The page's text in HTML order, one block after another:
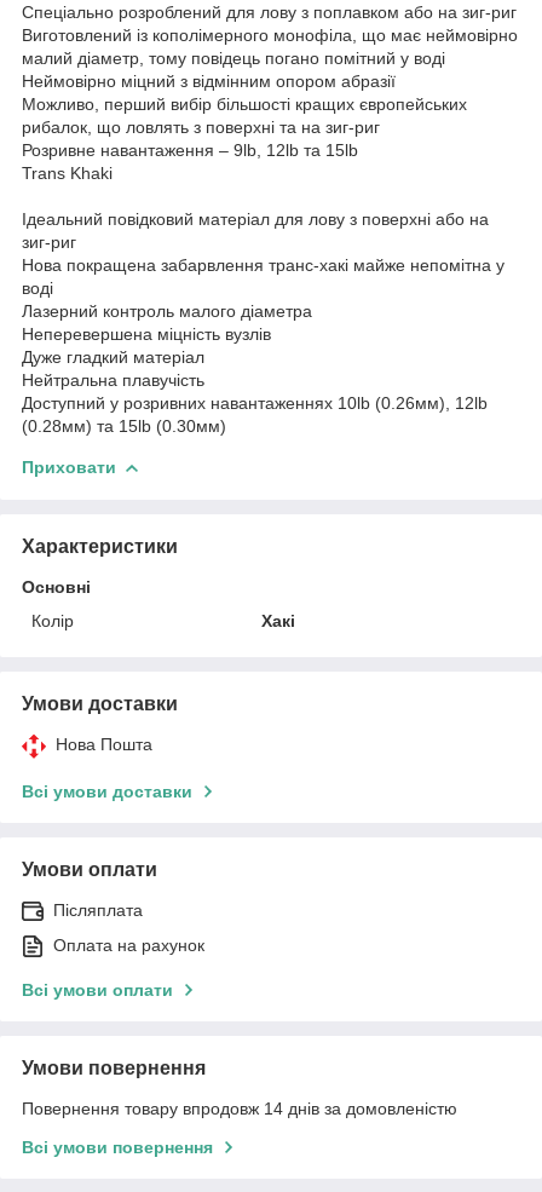
Спеціально розроблений для лову з поплавком або на зиг-риг
Виготовлений із кополімерного монофіла, що має неймовірно
малий діаметр, тому повідець погано помітний у воді
Неймовірно міцний з відмінним опором абразії
Можливо, перший вибір більшості кращих європейських
рибалок, що ловлять з поверхні та на зиг-риг
Розривне навантаження – 9lb, 12lb та 15lb
Trans Khaki
Ідеальний повідковий матеріал для лову з поверхні або на
зиг-риг
Нова покращена забарвлення транс-хакі майже непомітна у
воді
Лазерний контроль малого діаметра
Неперевершена міцність вузлів
Дуже гладкий матеріал
Нейтральна плавучість
Доступний у розривних навантаженнях 10lb (0.26мм), 12lb
(0.28мм) та 15lb (0.30мм)
Приховати
Характеристики
Основні
Колір
Хакі
Умови доставки
Нова Пошта
Всі умови доставки
Умови оплати
Післяплата
Оплата на рахунок
Всі умови оплати
Умови повернення
Повернення товару впродовж 14 днів за домовленістю
Всі умови повернення